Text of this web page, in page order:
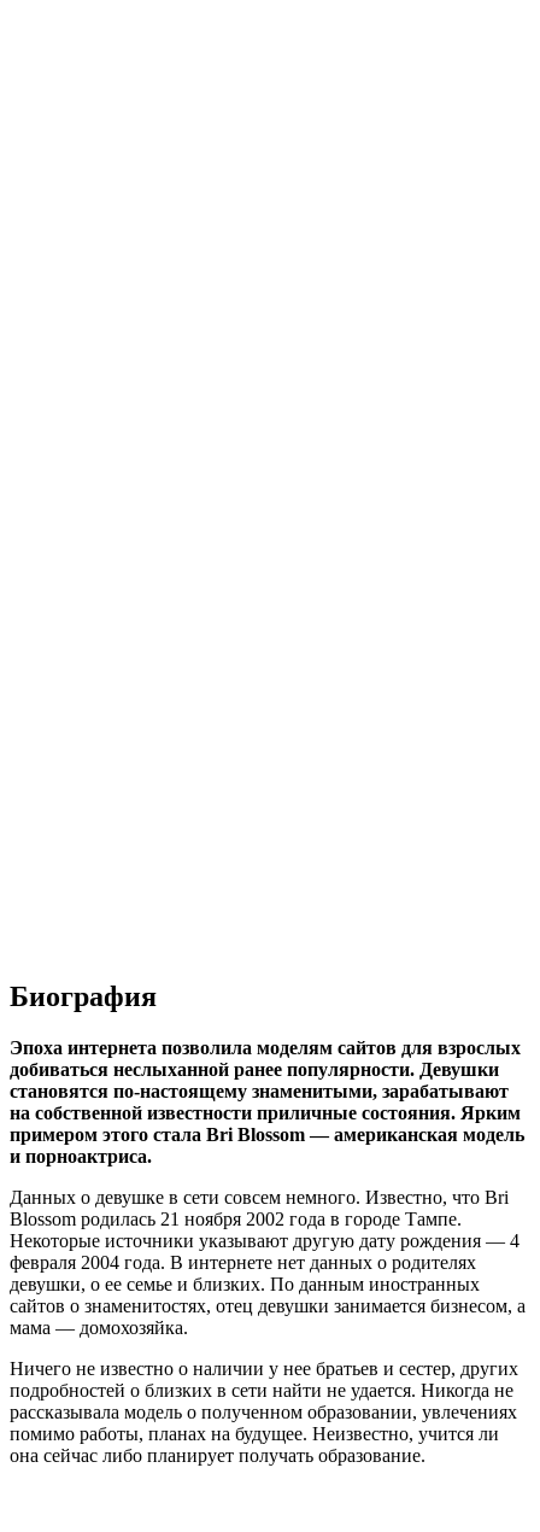
Биография
Эпоха интернета позволила моделям сайтов для взрослых
добиваться неслыханной ранее популярности. Девушки
становятся по-настоящему знаменитыми, зарабатывают
на собственной известности приличные состояния. Ярким
примером этого стала Bri Blossom— американская модель
и порноактриса.
Данных о девушке в сети совсем немного. Известно, что Bri
Blossom родилась 21 ноября 2002 года в городе Тампе.
Некоторые источники указывают другую дату рождения — 4
февраля 2004 года. В интернете нет данных о родителях
девушки, о ее семье и близких. По данным иностранных
сайтов о знаменитостях, отец девушки занимается бизнесом, а
мама — домохозяйка.
Ничего не известно о наличии у нее братьев и сестер, других
подробностей о близких в сети найти не удается. Никогда не
рассказывала модель о полученном образовании, увлечениях
помимо работы, планах на будущее. Неизвестно, учится ли
она сейчас либо планирует получать образование.